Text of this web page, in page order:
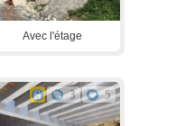
Avec l'étage
3 5